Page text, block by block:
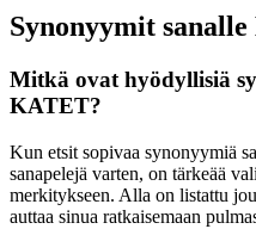
Synonyymit
Mitkä ovat hyödyllisiä
KATET?
Kun etsit sopivaa synonyymiä
sanapelejä varten, on tärkeää
merkitykseen. Alla on listattu
auttaa sinua ratkaisemaan